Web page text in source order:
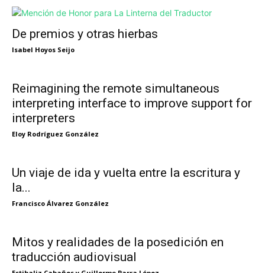
De premios y otras hierbas
Isabel Hoyos Seijo
Reimagining the remote simultaneous
interpreting interface to improve support for
interpreters
Eloy Rodríguez González
Un viaje de ida y vuelta entre la escritura y
la...
Francisco Álvarez González
Mitos y realidades de la posedición en
traducción audiovisual